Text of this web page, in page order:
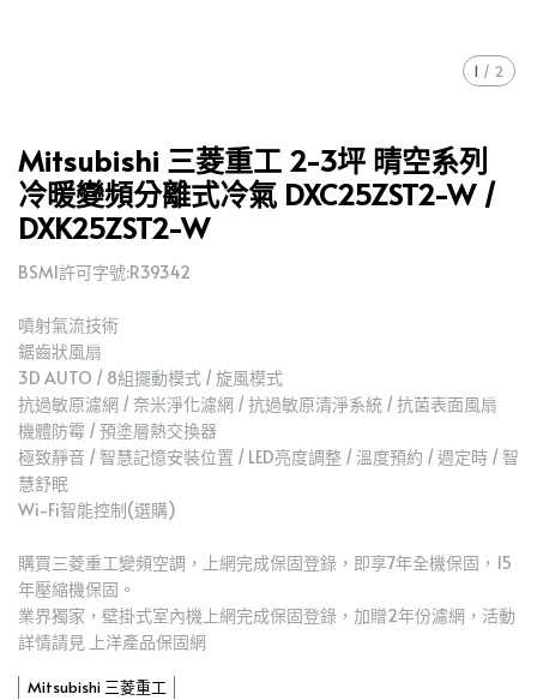
1 / 2
Mitsubishi 三菱重工 2-3坪 晴空系列
冷暖變頻分離式冷氣 DXC25ZST2-W /
DXK25ZST2-W
BSMI許可字號:R39342
噴射氣流技術
鋸齒狀風扇
3D AUTO / 8組擺動模式 / 旋風模式
抗過敏原濾網 / 奈米淨化濾網 / 抗過敏原清淨系統 / 抗菌表面風扇
機體防霉 / 預塗層熱交換器
極致靜音 / 智慧記憶安裝位置 / LED亮度調整 / 溫度預約 / 週定時 / 智
慧舒眠
Wi-Fi智能控制(選購)
購買三菱重工變頻空調，上網完成保固登錄，即享7年全機保固，15
年壓縮機保固。
業界獨家，壁掛式室內機上網完成保固登錄，加贈2年份濾網，活動
詳情請見 上洋產品保固網
Mitsubishi 三菱重工